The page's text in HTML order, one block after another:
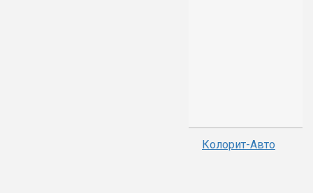
Колорит-Авто